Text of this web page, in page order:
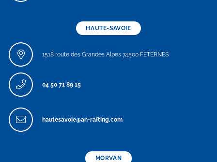
HAUTE-SAVOIE
1518 route des Grandes Alpes 74500 FETERNES
04 50 71 89 15
hautesavoie@an-rafting.com
MORVAN